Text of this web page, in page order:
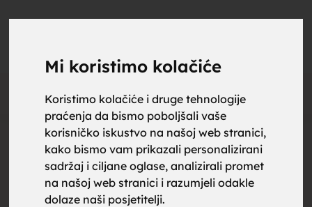
Mi koristimo kolačiće
Koristimo kolačiće i druge tehnologije
praćenja da bismo poboljšali vaše
korisničko iskustvo na našoj web stranici,
kako bismo vam prikazali personalizirani
sadržaj i ciljane oglase, analizirali promet
na našoj web stranici i razumjeli odakle
dolaze naši posjetitelji.
Oglas
upoznaj
za brak,